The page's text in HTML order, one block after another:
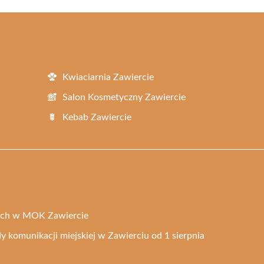
Kwiaciarnia Zawiercie
Salon Kosmetyczny Zawiercie
Kebab Zawiercie
w MOK Zawiercie
komunikacji miejskiej w Zawierciu od 1 sierpnia